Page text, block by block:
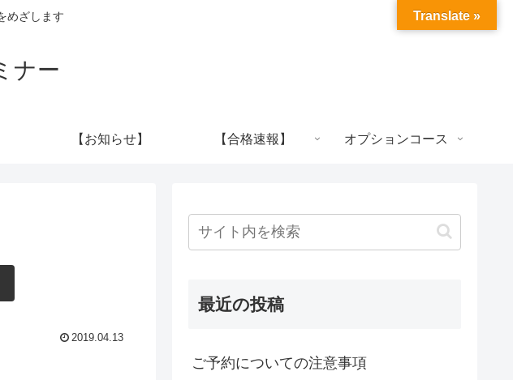
めざします
ナー
【お知らせ】 【合格速報】 オプションコース
2019.04.13
最近の投稿
ご予約についての注意事項
Translate »